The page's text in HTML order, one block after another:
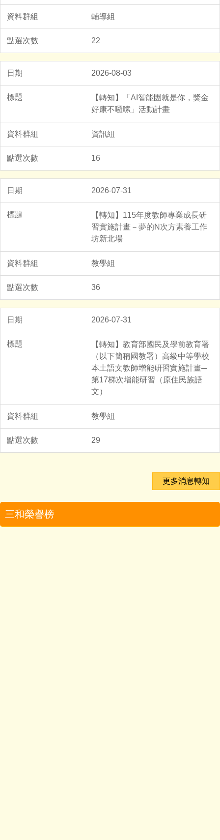
輔導組
22
2026-08-03
【轉知】「AI智能團就是你，獎金
好康不囉嗦」活動計畫
資訊組
16
2026-07-31
【轉知】115年度教師專業成長研
習實施計畫－夢的N次方素養工作
坊新北場
教學組
36
2026-07-31
【轉知】教育部國民及學前教育署
（以下簡稱國教署）高級中等學校
本土語文教師增能研習實施計畫─
第17梯次增能研習（原住民族語
文）
教學組
29
更多消息轉知
三和榮譽榜